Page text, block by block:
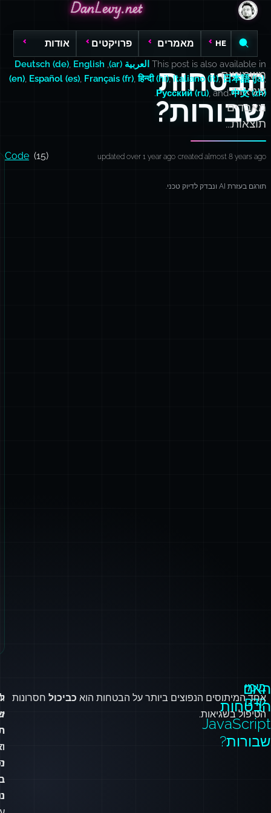
DanLevy.net
DanLevy.net
DanLevy.net
HE מאמרים פרויקטים אודות
הבטחות
שבורות?
משמיטים
שגיאות,
מאבדים
תוצאות...
This post is also available in العربية (ar) ,
Deutsch (de), English
(en), Español (es), Français (fr),हिन्दी (hi),Italiano (it),日本語 (ja),
Русский (ru), and中文 (zh)
.
created almost 8 years ago
updated over 1 year ago
Code (15)
תורגם בעזרת AI ונבדק לדיוק טכני.
האם
הבטחות
JavaScript
שבורות?
בימי
קדם
אחד המיתוסים הנפוצים ביותר על הבטחות הוא כביכול חסרונות
הטיפול בשגיאות.